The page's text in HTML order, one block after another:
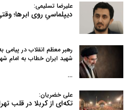
علیرضا تسلیمی:
دیپلماسیِ روی ابرها؛
رهبر معظم انقلاب در
شهید ایران خطاب به امام
…
علی خضریان:
تکه‌ای از کربلا در قلب